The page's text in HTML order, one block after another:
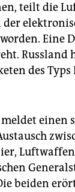
teilt die
Eine
Russland
des
einen
beiden